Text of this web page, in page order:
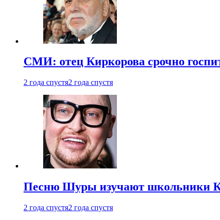
СМИ: отец Киркорова срочно
2 года спустя2 года спустя
Песню Шуры изучают школьники
2 года спустя2 года спустя